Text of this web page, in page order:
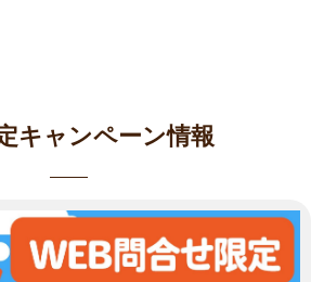
/京都市左京区/京都市中京区
郡大山崎町/久世郡久御山町/綴喜郡井
/大津市/近江八幡市/草津市/
キャンペーン情報